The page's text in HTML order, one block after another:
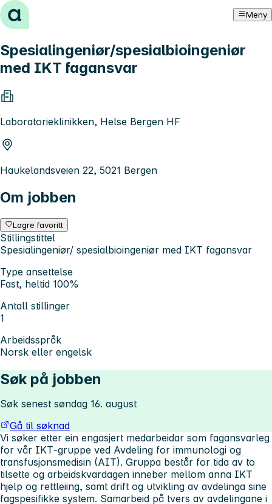
Hopp til innhold Meny
Spesialingeniør/spesialbioingeniør
med IKT fagansvar
Laboratorieklinikken, Helse Bergen HF
Haukelandsveien 22, 5021 Bergen
Om jobben
Lagre favoritt
Stillingstittel
Spesialingeniør/ spesialbioingeniør med IKT fagansvar
Type ansettelse
Fast, heltid 100%
Antall stillinger
1
Arbeidsspråk
Norsk eller engelsk
Søk på jobben
Søk senest søndag 16. august
Gå til søknad
Vi søker etter ein engasjert medarbeidar som fagansvarleg
for vår IKT‑gruppe ved Avdeling for immunologi og
transfusjonsmedisin (AIT). Gruppa består for tida av to
tilsette og arbeidskvardagen inneber mellom anna IKT
hjelp og rettleiing, samt drift og utvikling av avdelinga sine
fagspesifikke system. Samarbeid på tvers av avdelingane i